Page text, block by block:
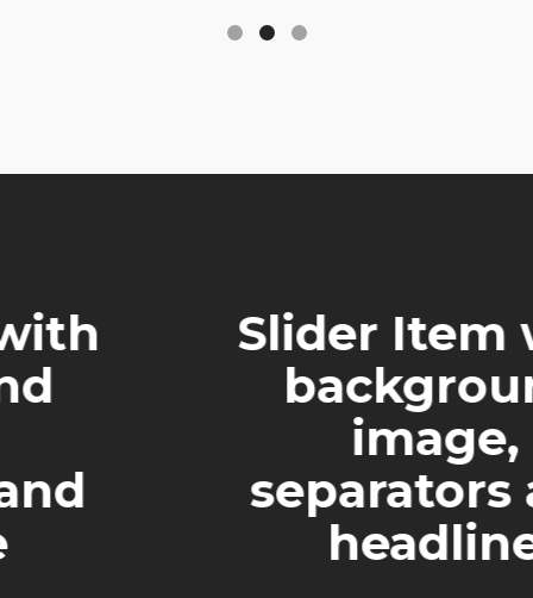
Slider Item with
background
separators and
headline